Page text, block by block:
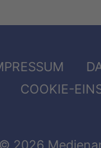
COOKIE-